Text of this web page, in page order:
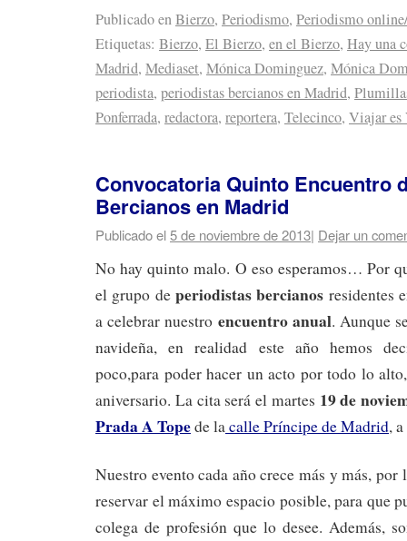
Publicado enBierzo, Periodismo, Periodismo
Etiquetas: Bierzo, El Bierzo, en el Bierzo, Hay una
Madrid, Mediaset, Mónica Dominguez, Mónica
periodista, periodistas bercianos en Madrid,
Ponferrada, redactora, reportera, Telecinco, Viajar es
Convocatoria Quinto Encuentro
Bercianos en Madrid
Publicado el5 de noviembre de 2013| Dejar un
No hay quinto malo. O eso esperamos… Por
el grupo de periodistas bercianos residentes
a celebrar nuestro encuentro anual. Aunque
navideña, en realidad este año hemos
poco,para poder hacer un acto por todo lo
aniversario. La cita será el martes 19 de
Prada A Topede lacalle Príncipe de Madrid,
Nuestro evento cada año crece más y más,
reservar el máximo espacio posible, para que
colega de profesión que lo desee. Además,